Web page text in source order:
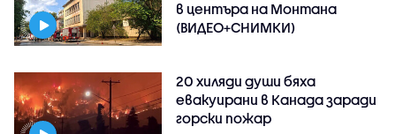
в центъра на Монтана
(ВИДЕО+СНИМКИ)
20 хиляди души бяха
евакуирани в Канада заради
горски пожар